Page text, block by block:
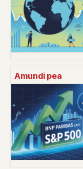
Amundi pea
monde msci
ucits etf : le
complet pour
investir
globalement